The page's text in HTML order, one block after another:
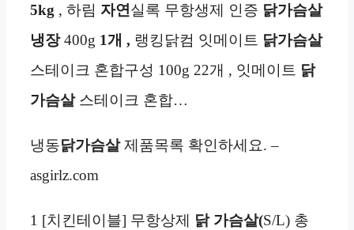
5kg , 하림 자연 실록 무항생제 인증 닭가슴살
냉장400g 1개 , 랭킹닭컴 잇메이트 닭가슴살
스테이크 혼합구성 100g 22개 , 잇메이트 닭
가슴살스테이크 혼합…
냉동닭가슴살제품목록 확인하세요. –
asgirlz.com
1 [치킨테이블] 무항상제 닭 가슴살(S/L) 총